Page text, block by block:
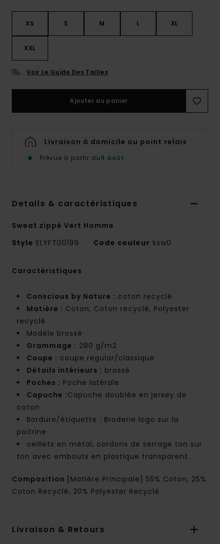
XS S M L XL
XXL
Voir Le Guide Des Tailles
Ajouter au panier
Livraison à domicile ou point relais
Prévue à partir du8 août
Details & caractéristiques
Sweat zippé Vert Homme
Style ELYFT00199 Code couleur ksw0
Caractéristiques
Conscious by Nature : coton recyclé
Matière : Coton, Coton recyclé, Polyester
recyclé
Modèle brossé
Grammage : 280 g/m2
Coupe : coupe regular/classique
Détails intérieurs : brossé
Poches : Poche latérale
Capuche :Capuche doublée en jersey de
coton
Bordure/étiquette : Broderie logo sur la
poitrine
oeillets en métal, cordons de serrage ton sur
ton avec embouts en plastique transparent.
Composition [Matière Principale] 55% Coton, 25%
Coton Recyclé, 20% Polyester Recyclé
Livraison & Retours